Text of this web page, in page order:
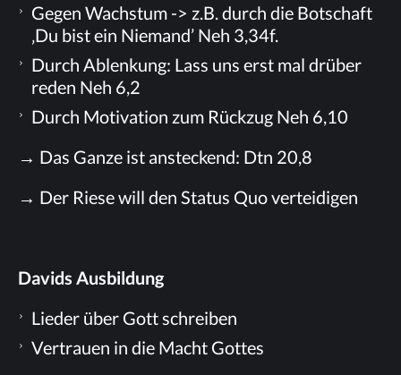
Ge­gen Wachs­tum -> z.B. durch die Bot­schaft
‚Du bist ein Nie­mand’ Neh 3,34f.
Durch Ab­len­kung: Lass uns erst mal drü­ber
re­den Neh 6,2
Durch Mo­ti­va­ti­on zum Rück­zug Neh 6,10
→ Das Gan­ze ist an­ste­ckend: Dtn 20,8
→ Der Rie­se will den Sta­tus Quo verteidigen
Da­vids Ausbildung
Lie­der über Gott schreiben
Ver­trau­en in die Macht Gottes